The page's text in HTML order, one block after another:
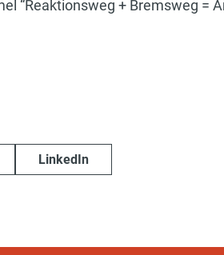
“Reaktionsweg + Bremsweg =
LinkedIn